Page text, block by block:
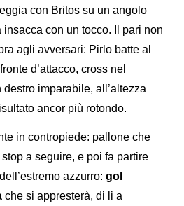
con Britos su un angolo
con un tocco. Il pari non
agli avversari: Pirlo batte al
d’attacco, cross nel
imparabile, all’altezza
ancor più rotondo.
in contropiede: pallone che
a seguire, e poi fa partire
azzurro: gol
che si appresterà, di li a